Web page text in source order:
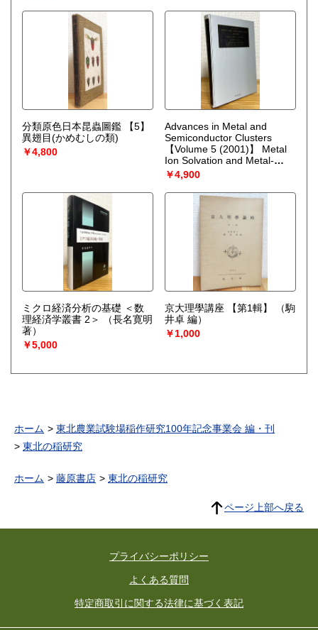
分類原色日本昆蟲圖鑑 【5】
異翅目(かめむしの類)
￥4,800
Advances in Metal and
Semiconductor Clusters
【Volume 5 (2001)】 Metal
Ion Solvation and Metal-
Ligand Interactions
Duncan）
￥4,900
ミクロ経済分析の基礎 ＜数
理経済学叢書 2＞
（長名寛明
著）
￥5,000
京大理學講座 【第1輯】
（駒
井卓 編）
￥1,000
ホーム
東北農業試験場稲作研究100年記念事業会 編・刊
東北の稲研究
ホーム 藤原書店 東北の稲研究
ページ上部へ戻る
プライバシーポリシー
よくある質問
特定商取引に関する法律に基づく表記